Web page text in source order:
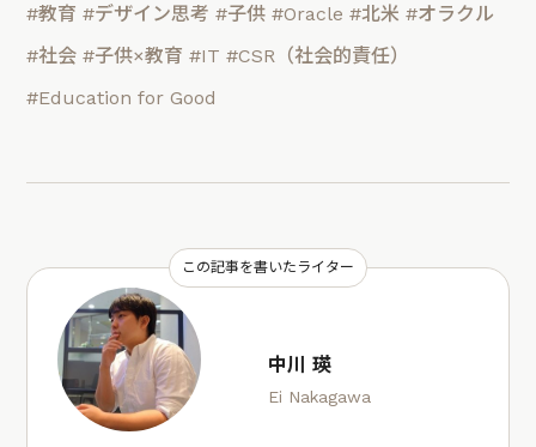
#教育 #デザイン思考 #子供 #Oracle #北米 #オラクル
#社会 #子供×教育 #IT #CSR（社会的責任）
#Education for Good
この記事を書いたライター
中川 瑛
Ei Nakagawa